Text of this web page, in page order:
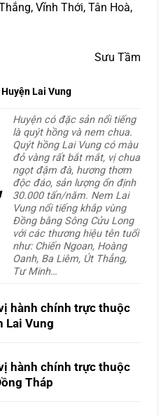
Vĩnh Thới, Tân Hoà,
Sưu Tầm
Lai Vung
Huyện có đặc sản nổi tiếng
là quýt hồng và nem chua.
Quýt hồng Lai Vung có màu
đỏ vàng rất bắt mắt, vị chua
ngọt đậm đà, hương thơm
độc đáo, sản lượng ổn định
30.000 tấn/năm. Nem Lai
Vung nổi tiếng khắp vùng
Đồng bằng Sông Cửu Long
với các thương hiệu tên tuổi
như: Chiến Ngoan, Hoàng
Oanh, Ba Liêm, Út Thẳng,
Tư Minh…
hành chính trực thuộc
Lai Vung
hành chính trực thuộc
Tháp